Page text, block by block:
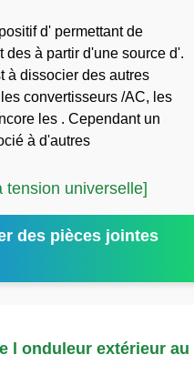
d' permettant de
des à partir d'une source d'.
à dissocier des autres
convertisseurs /AC, les
les . Cependant un
à d'autres
tension universelle]
des pièces jointes
l onduleur extérieur au